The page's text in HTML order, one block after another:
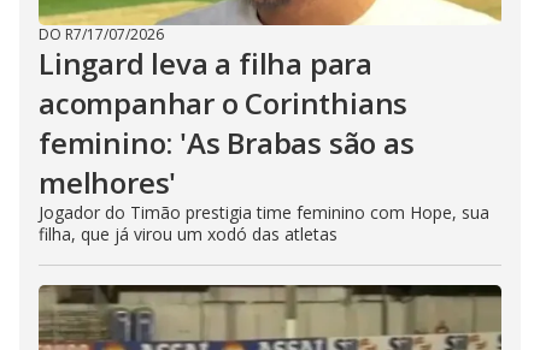
DO R7/17/07/2026
Lingard leva a filha para
acompanhar o Corinthians
feminino: 'As Brabas são as
melhores'
Jogador do Timão prestigia time feminino com Hope, sua
filha, que já virou um xodó das atletas